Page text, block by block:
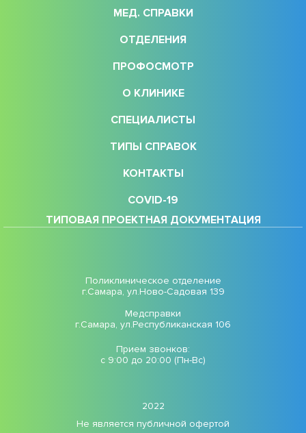
МЕД. СПРАВКИ
ОТДЕЛЕНИЯ
ПРОФОСМОТР
О КЛИНИКЕ
СПЕЦИАЛИСТЫ
ТИПЫ СПРАВОК
КОНТАКТЫ
COVID-19
ТИПОВАЯ ПРОЕКТНАЯ ДОКУМЕНТАЦИЯ
Поликлиническое отделение
г.Самара, ул.Ново-Садовая 139
Медсправки
г.Самара, ул.Республиканская 106
Прием звонков:
с 9:00 до 20:00 (Пн-Вс)
2022
Не является публичной офертой